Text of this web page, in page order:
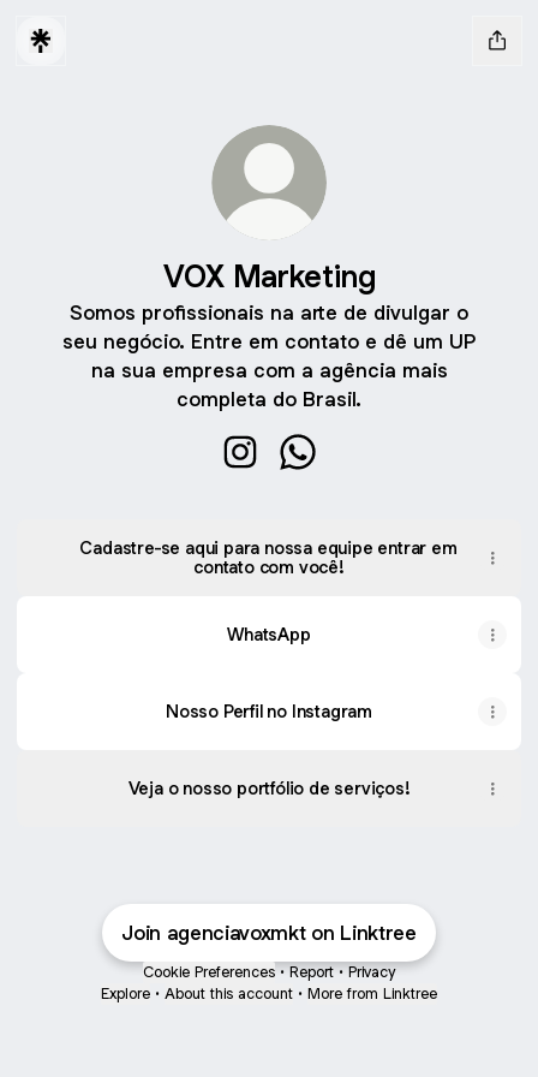
VOX Marketing
Somos profissionais na arte de divulgar o
seu negócio. Entre em contato e dê um UP
na sua empresa com a agência mais
completa do Brasil.
Cadastre-se aqui para nossa equipe entrar em
contato com você!
WhatsApp
Nosso Perfil no Instagram
Veja o nosso portfólio de serviços!
Join agenciavoxmkt on Linktree
Cookie Preferences • Report • Privacy
Explore • About this account • More from Linktree